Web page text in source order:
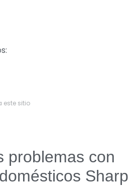
este sitio
problemas con
Sharp